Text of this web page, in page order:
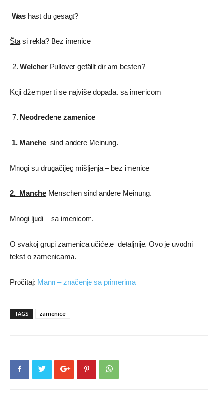
Was hast du gesagt?
Šta si rekla? Bez imenice
Welcher Pullover gefällt dir am besten?
Koji džemper ti se najviše dopada, sa imenicom
Neodređene zamenice
1. Manche sind andere Meinung.
Mnogi su drugačijeg mišljenja – bez imenice
2. Manche Menschen sind andere Meinung.
Mnogi ljudi – sa imenicom.
O svakoj grupi zamenica učićete detaljnije. Ovo je uvodni
tekst o zamenicama.
Pročitaj: Mann – značenje sa primerima
TAGS zamenice